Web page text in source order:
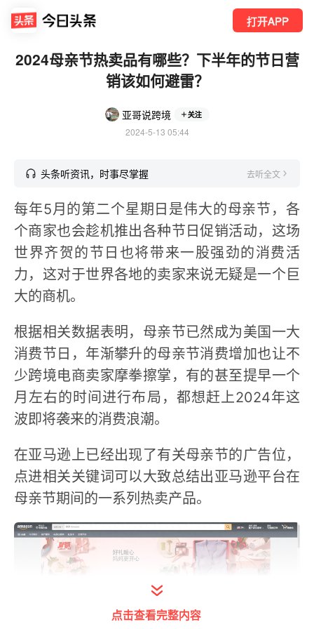
打开APP
2024母亲节热卖品有哪些？下半年的节日营
销该如何避雷？
亚哥说跨境 关注
2024-5-13 05:44
头条听资讯，时事尽掌握 去听全文
每年5月的第二个星期日是伟大的母亲节，各
个商家也会趁机推出各种节日促销活动，这场
世界齐贺的节日也将带来一股强劲的消费活
力，这对于世界各地的卖家来说无疑是一个巨
大的商机。
根据相关数据表明，母亲节已然成为美国一大
消费节日，年渐攀升的母亲节消费增加也让不
少跨境电商卖家摩拳擦掌，有的甚至提早一个
月左右的时间进行布局，都想赶上2024年这
波即将袭来的消费浪潮。
在亚马逊上已经出现了有关母亲节的广告位，
点进相关关键词可以大致总结出亚马逊平台在
母亲节期间的一系列热卖产品。
点击查看完整内容